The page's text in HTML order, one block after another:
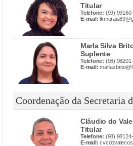
Titular
Telefone: (99)
E-mail:
Marla Silva
Suplente
Telefone: (98)
E-mail:
Coordenação da Secretaria
Cláudio do
Titular
Telefone: (98)
E-mail: